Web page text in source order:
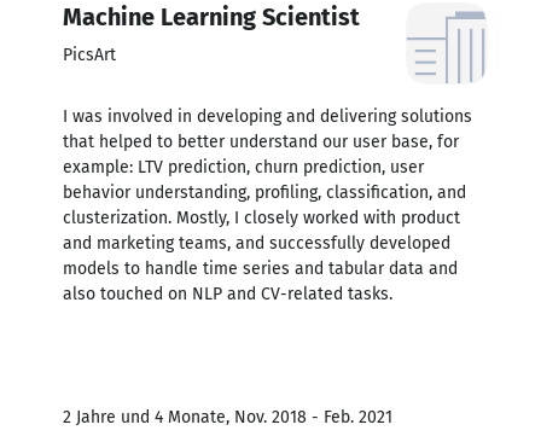
Machine Learning Scientist
PicsArt
I was involved in developing and delivering solutions
that helped to better understand our user base, for
example: LTV prediction, churn prediction, user
behavior understanding, profiling, classification, and
clusterization. Mostly, I closely worked with product
and marketing teams, and successfully developed
models to handle time series and tabular data and
also touched on NLP and CV-related tasks.
2 Jahre und 4 Monate, Nov. 2018 - Feb. 2021